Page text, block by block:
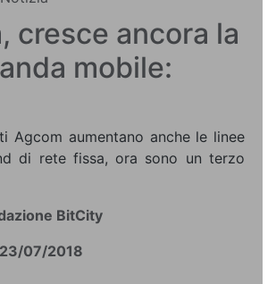
cresce ancora la
mobile:
Agcom aumentano anche le linee
di rete fissa, ora sono un terzo
BitCity
23/07/2018